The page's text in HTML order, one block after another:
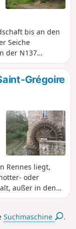
bis an den
Seiche
der N137
Eingänge sind zu
Seiche-Ufers
Grégoire
Rennes liegt,
oder
außer in den
Suchmaschine .